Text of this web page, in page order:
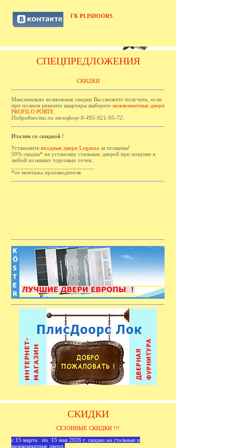
ГК PLISDOORS
СПЕЦПРЕДЛОЖЕНИЯ
СКИДКИ
Максимально возможные скидки Вы сможете получить, если
при полном ремонте квартиры выберете межкомнатные двери
PROFILO PORTE
Подробности по телефону 8-495-921-95-72.
Италия со скидкой !
Установите входные двери Leganza за полцены!
50% скидка* на установку стальных дверей при покупке в
любой из наших торговых точек.
*от монтажа производителя
СКИДКИ
СЕЗОННЫЕ СКИДКИ !!!
с 15 марта по 15 мая 2026 г. скидки на стальные и
межкомнатные двери: